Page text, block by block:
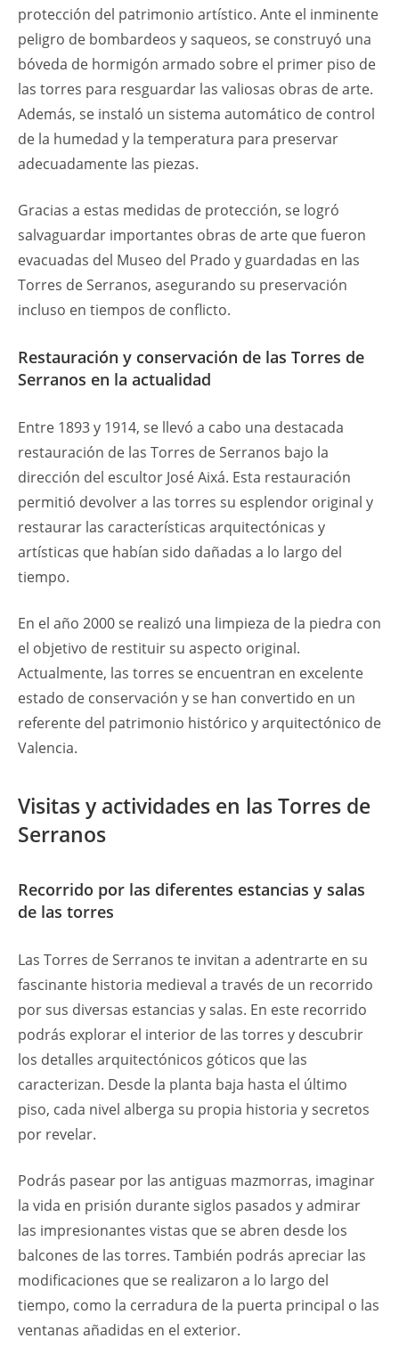
protección del patrimonio artístico. Ante el inminente
peligro de bombardeos y saqueos, se construyó una
bóveda de hormigón armado sobre el primer piso de
las torres para resguardar las valiosas obras de arte.
Además, se instaló un sistema automático de control
de la humedad y la temperatura para preservar
adecuadamente las piezas.
Gracias a estas medidas de protección, se logró
salvaguardar importantes obras de arte que fueron
evacuadas del Museo del Prado y guardadas en las
Torres de Serranos, asegurando su preservación
incluso en tiempos de conflicto.
Restauración y conservación de las Torres de
Serranos en la actualidad
Entre 1893 y 1914, se llevó a cabo una destacada
restauración de las Torres de Serranos bajo la
dirección del escultor José Aixá. Esta restauración
permitió devolver a las torres su esplendor original y
restaurar las características arquitectónicas y
artísticas que habían sido dañadas a lo largo del
tiempo.
En el año 2000 se realizó una limpieza de la piedra con
el objetivo de restituir su aspecto original.
Actualmente, las torres se encuentran en excelente
estado de conservación y se han convertido en un
referente del patrimonio histórico y arquitectónico de
Valencia.
Visitas y actividades en las Torres de
Serranos
Recorrido por las diferentes estancias y salas
de las torres
Las Torres de Serranos te invitan a adentrarte en su
fascinante historia medieval a través de un recorrido
por sus diversas estancias y salas. En este recorrido
podrás explorar el interior de las torres y descubrir
los detalles arquitectónicos góticos que las
caracterizan. Desde la planta baja hasta el último
piso, cada nivel alberga su propia historia y secretos
por revelar.
Podrás pasear por las antiguas mazmorras, imaginar
la vida en prisión durante siglos pasados y admirar
las impresionantes vistas que se abren desde los
balcones de las torres. También podrás apreciar las
modificaciones que se realizaron a lo largo del
tiempo, como la cerradura de la puerta principal o las
ventanas añadidas en el exterior.